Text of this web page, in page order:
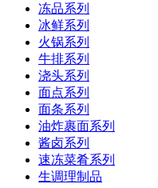
冻品系列
冰鲜系列
火锅系列
牛排系列
浇头系列
面点系列
面条系列
油炸裹面系列
酱卤系列
速冻菜肴系列
生调理制品